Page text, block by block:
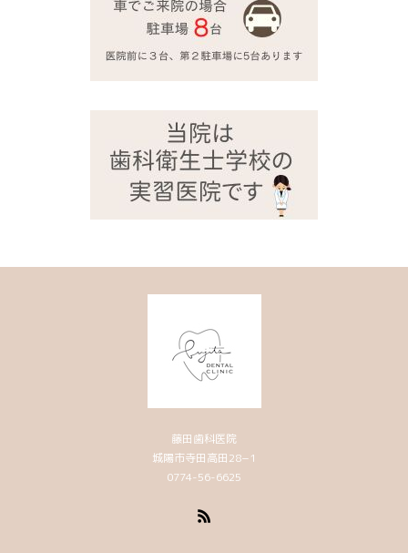
藤田歯科医院
城陽市寺田高田28−1
0774-56-6625